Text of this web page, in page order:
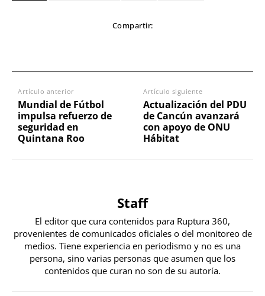
Compartir:
Artículo anterior
Mundial de Fútbol
impulsa refuerzo de
seguridad en
Quintana Roo
Artículo siguiente
Actualización del PDU
de Cancún avanzará
con apoyo de ONU
Hábitat
Staff
El editor que cura contenidos para Ruptura 360,
provenientes de comunicados oficiales o del monitoreo de
medios. Tiene experiencia en periodismo y no es una
persona, sino varias personas que asumen que los
contenidos que curan no son de su autoría.